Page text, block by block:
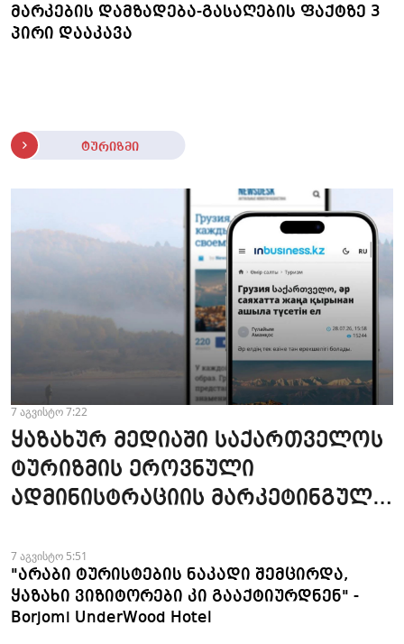
მარკების დამზადება-გასაღების ფაქტზე 3
პირი დააკავა
ტურიზმი
7 აგვისტო 7:22
ყაზახურ მედიაში საქართველოს
ტურიზმის ეროვნული
ადმინისტრაციის მარკეტინგული
მომზადდა
7 აგვისტო 5:51
"არაბი ტურისტების ნაკადი შემცირდა,
ყაზახი ვიზიტორები კი გააქტიურდნენ" -
Borjomi UnderWood Hotel